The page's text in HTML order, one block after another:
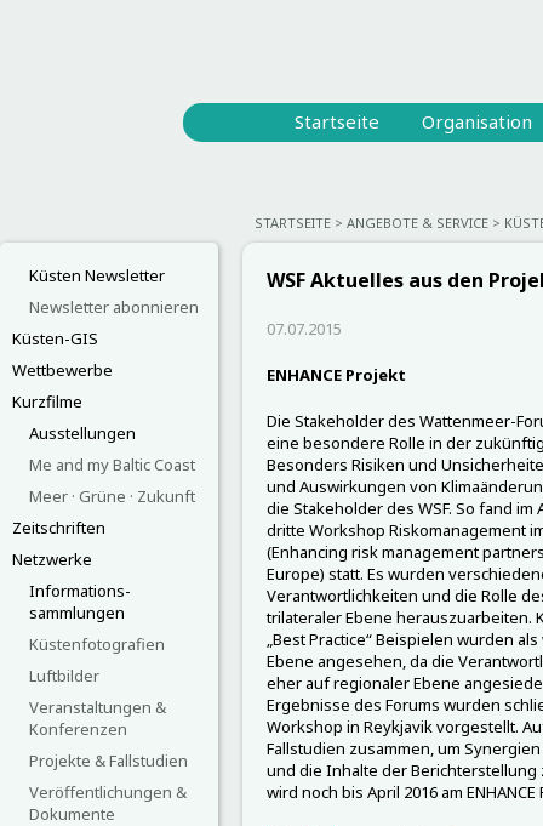
Startseite Organisation
STARTSEITE ANGEBOTE & SERVICE
Küsten Newsletter
Newsletter abonnieren
Küsten-GIS
Wettbewerbe
Kurzfilme
Ausstellungen
Me and my Baltic Coast
Meer · Grüne · Zukunft
Zeitschriften
Netzwerke
Informations-
sammlungen
Küstenfotografien
Luftbilder
Veranstaltungen &
Konferenzen
Projekte & Fallstudien
Veröffentlichungen &
Dokumente
WSF Aktuelles aus den
07.07.2015
ENHANCE Projekt
Die Stakeholder des Wattenmeer-
eine besondere Rolle in der
Besonders Risiken und
und Auswirkungen von
die Stakeholder des WSF. So fand
dritte Workshop Riskomanagement
(Enhancing risk management
Europe) statt. Es wurden
Verantwortlichkeiten und die Rolle
trilateraler Ebene herauszuarbeiten.
„Best Practice“ Beispielen wurden
Ebene angesehen, da die
eher auf regionaler Ebene
Ergebnisse des Forums wurden
Workshop in Reykjavik vorgestellt.
Fallstudien zusammen, um
und die Inhalte der Berichterstellung
wird noch bis April 2016 am